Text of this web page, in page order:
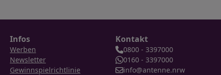
Infos
Werben
Newsletter
Gewinnspielrichtlinie
Kontakt
0800 - 3397000
0160 - 3397000
info@antenne.nrw